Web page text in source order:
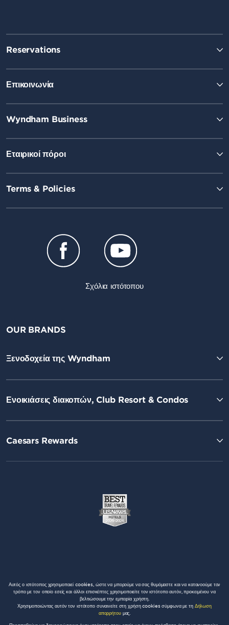
Reservations
Επικοινωνία
Wyndham Business
Εταιρικοί πόροι
Terms & Policies
Σχόλια ιστότοπου
OUR BRANDS
Ξενοδοχεία της Wyndham
Ενοικιάσεις διακοπών, Club Resort & Condos
Caesars Rewards
Αυτός ο ιστότοπος χρησιμοποιεί cookies, ώστε να μπορούμε να σας θυμόμαστε και να κατανοούμε τον
τρόπο με τον οποίο εσείς και άλλοι επισκέπτες χρησιμοποιείτε τον ιστότοπο αυτόν, προκειμένου να
βελτιώσουμε την εμπειρία χρήστη.
Χρησιμοποιώντας αυτόν τον ιστότοπο συναινείτε στη χρήση cookies σύμφωνα με τη Δήλωση
απορρήτουμας.